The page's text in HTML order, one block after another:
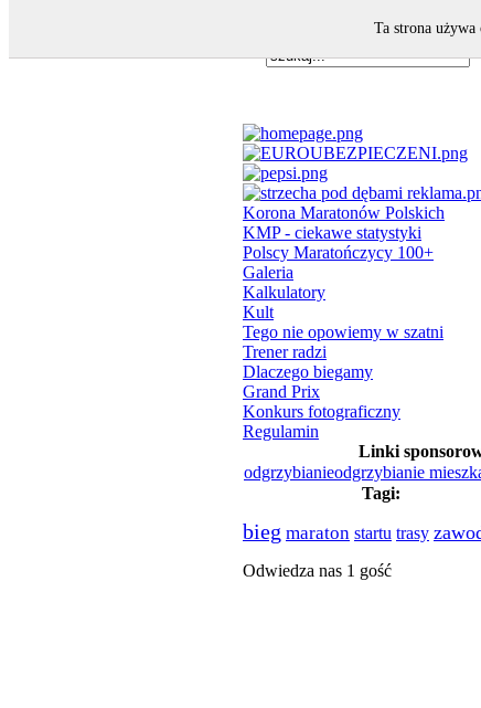
Korona Maratonów Polskich
KMP - ciekawe statystyki
Polscy Maratończycy 100+
Galeria
Kalkulatory
Kult
Tego nie opowiemy w szatni
Trener radzi
Dlaczego biegamy
Grand Prix
Konkurs fotograficzny
Regulamin
Linki
odgrzybianieodgrzybianie
Tagi:
bieg maraton startu trasy
Odwiedza nas 1 gość
Ta strona używa